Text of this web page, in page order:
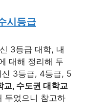
시등급
3등급 대학, 내
대해 정리해 두
신 3등급, 4등급, 5
교, 수도권 대학교
두었으니 참고하